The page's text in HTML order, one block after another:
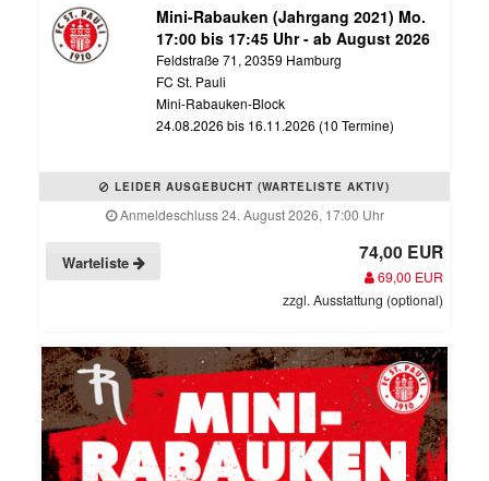
Mini-Rabauken (Jahrgang 2021) Mo.
17:00 bis 17:45 Uhr - ab August 2026
Feldstraße 71, 20359 Hamburg
FC St. Pauli
Mini-Rabauken-Block
24.08.2026 bis 16.11.2026 (10 Termine)
LEIDER AUSGEBUCHT (WARTELISTE AKTIV)
Anmeldeschluss 24. August 2026, 17:00 Uhr
Warteliste 74,00 EUR
69,00 EUR
zzgl. Ausstattung (optional)